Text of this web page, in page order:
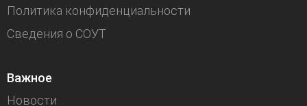
Политика конфиденциальности
Сведения о СОУТ
Важное
Новости